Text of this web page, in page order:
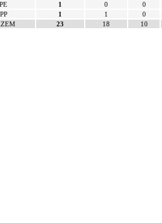
PE 1 0
0
PP 1 1
0
23 18 10